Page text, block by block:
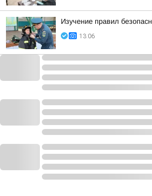
Изучение правил
13:06